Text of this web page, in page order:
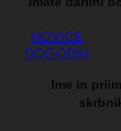
NOVICE
DOGODKI